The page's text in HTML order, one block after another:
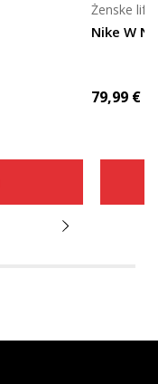
Nike W
Ženske
79,99 €